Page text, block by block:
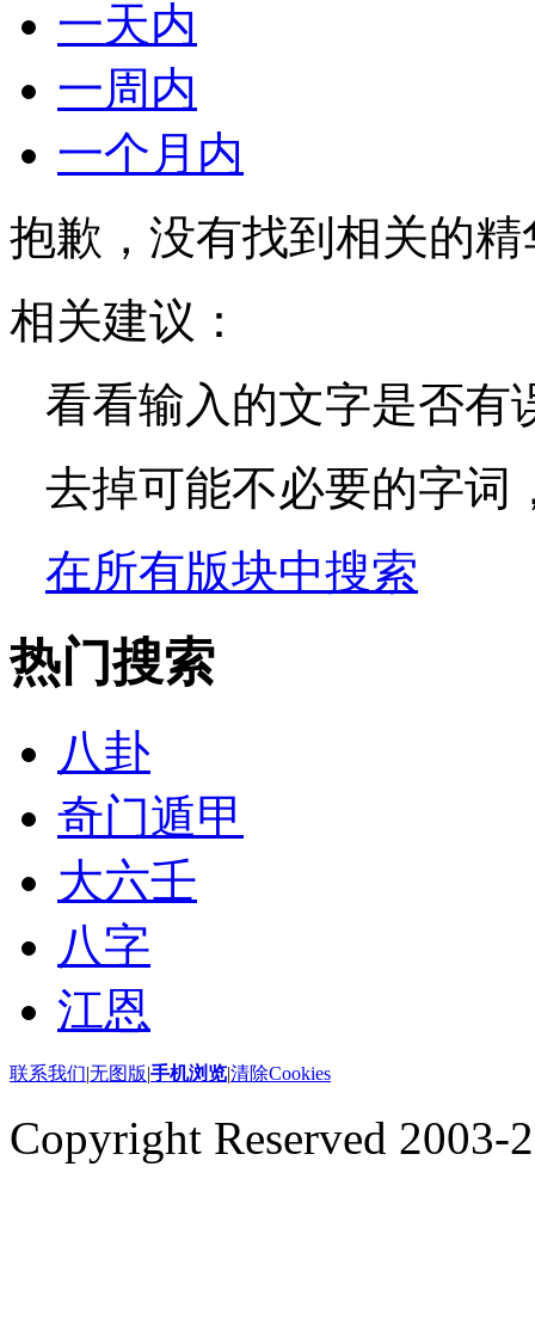
一天内
一周内
一个月内
抱歉，没有找到相关的精
相关建议：
看看输入的文字是否有
去掉可能不必要的字词
在所有版块中搜索
热门搜索
八卦
奇门遁甲
大六壬
八字
江恩
联系我们|无图版|手机浏览|清除Cookies
Copyright Reserved 2003-